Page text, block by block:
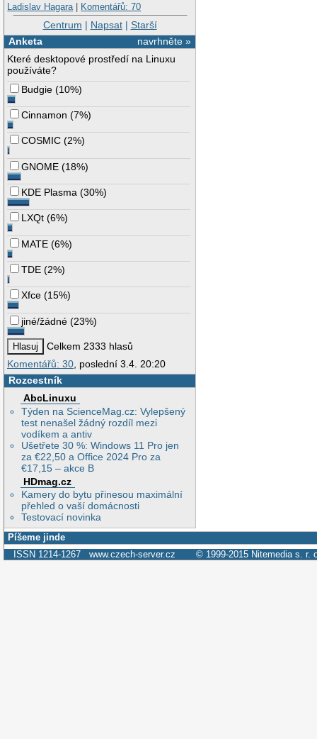
Ladislav Hagara | Komentářů: 70
Centrum | Napsat| Starší
navrhněte »
Anketa
Které desktopové prostředí na Linuxu
používáte?
Budgie (10%)
Cinnamon (7%)
COSMIC (2%)
GNOME (18%)
KDE Plasma (30%)
LXQt (6%)
MATE (6%)
TDE (2%)
Xfce (15%)
jiné/žádné (23%)
Celkem 2333 hlasů
Komentářů: 30, poslední 3.4. 20:20
Rozcestník
AbcLinuxu
Týden na ScienceMag.cz: Vylepšený
test nenašel žádný rozdíl mezi
vodíkem a antiv
Ušetřete 30 %: Windows 11 Pro jen
za €22,50 a Office 2024 Pro za
€17,15 – akce B
HDmag.cz
Kamery do bytu přinesou maximální
přehled o vaší domácnosti
Testovací novinka
Píšeme jinde
ISSN 1214-1267 www.czech-server.cz © 1999-2015 Nitemedia s. r.